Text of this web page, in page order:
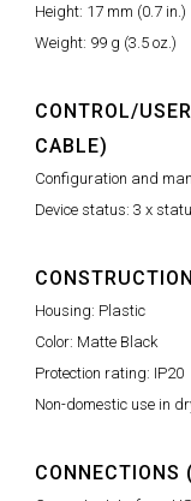
Height: 17 mm (0.7 in.)
Weight: 99 g (3.5 oz.)
CONTROL/
CABLE)
Configuration and
Device status: 3 x
Housing: Plastic
Color: Matte Black
Protection rating: IP20
Non-domestic use in
CONNECTIONS